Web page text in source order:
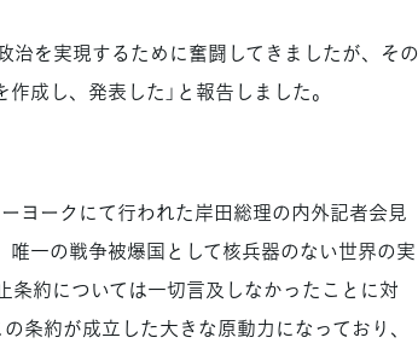
治を実現するために奮闘してきましたが、その
成し、発表した」と報告しました。
ヨークにて行われた岸田総理の内外記者会見
一の戦争被爆国として核兵器のない世界の実
約については一切言及しなかったことに対
条約が成立した大きな原動力になっており、